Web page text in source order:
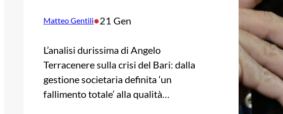
Matteo Gentili•21 Gen
L’analisi durissima di Angelo
Terracenere sulla crisi del Bari: dalla
gestione societaria definita ‘un
fallimento totale’ alla qualità…